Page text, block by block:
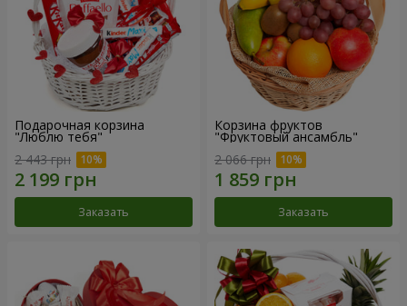
Подарочная корзина
"Люблю тебя"
2 443 грн
Заказать
Корзина фруктов
"Фруктовый ансамбль"
2 066 грн
Заказать